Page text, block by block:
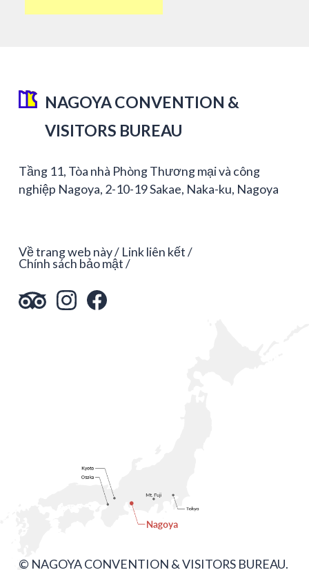
NAGOYA CONVENTION &
VISITORS BUREAU
Tầng 11, Tòa nhà Phòng Thương mại và công
nghiệp Nagoya, 2-10-19 Sakae, Naka-ku, Nagoya
Về trang web này Link liên kết
Chính sách bảo mật
© NAGOYA CONVENTION & VISITORS BUREAU.